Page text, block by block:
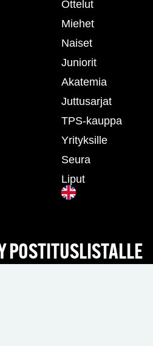
Ottelut
Miehet
Naiset
Juniorit
Akatemia
Juttusarjat
TPS-kauppa
Yrityksille
Seura
Liput
POSTITUSLISTALLE